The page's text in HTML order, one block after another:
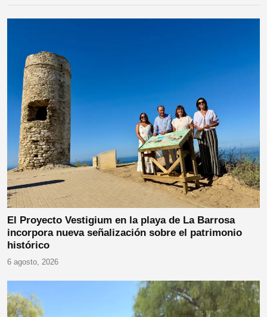
El Proyecto Vestigium en la playa de La Barrosa
incorpora nueva señalización sobre el patrimonio
histórico
6 agosto, 2026